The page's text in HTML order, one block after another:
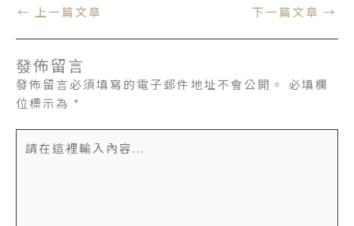
← 上一篇文章 下一篇文章 →
發佈留言
發佈留言必須填寫的電子郵件地址不會公開。
必填欄
位標示為 *
在